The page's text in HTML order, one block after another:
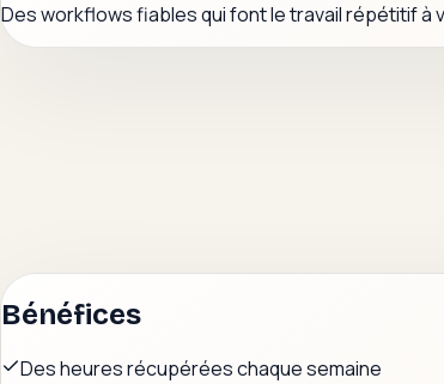
Des workflows fiables qui font le travail répétitif à
Bénéfices
Des heures récupérées chaque semaine